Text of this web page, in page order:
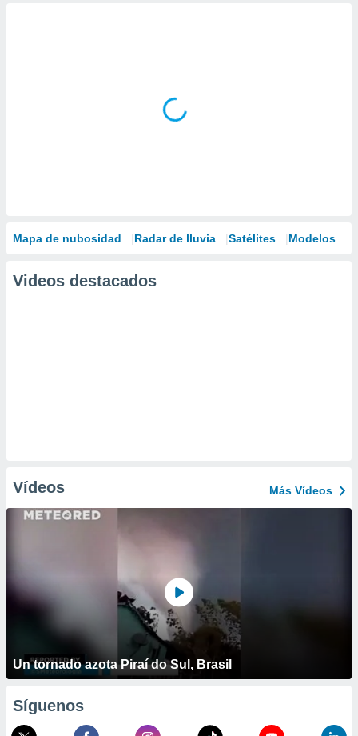
Mapa de nubosidad Radar de lluvia Satélites Modelos
Videos destacados
Vídeos Más Vídeos
Un tornado azota Piraí do Sul, Brasil
Síguenos